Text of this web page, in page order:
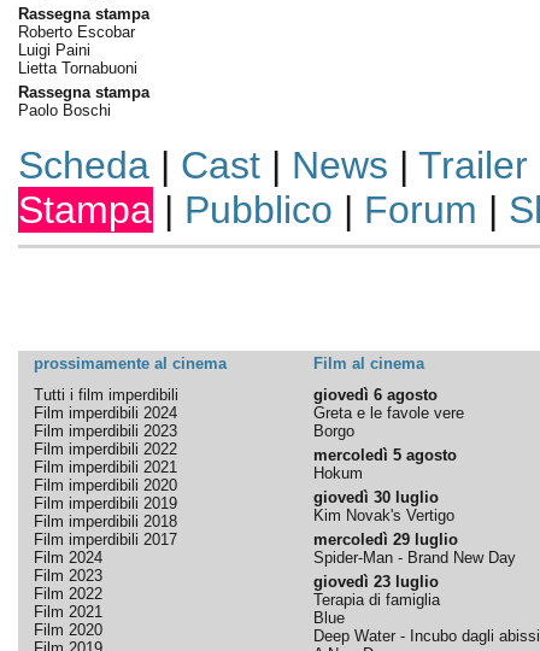
Rassegna stampa
Roberto Escobar
Luigi Paini
Lietta Tornabuoni
Rassegna stampa
Paolo Boschi
Scheda| Cast| News | Trailer
Stampa | Pubblico | Forum |
prossimamente al cinema
Film al cinema
Tutti i film imperdibili
Film imperdibili 2024
Film imperdibili 2023
Film imperdibili 2022
Film imperdibili 2021
Film imperdibili 2020
Film imperdibili 2019
Film imperdibili 2018
Film imperdibili 2017
Film 2024
Film 2023
Film 2022
Film 2021
Film 2020
giovedì 6 agosto
Greta e le favole vere
Borgo
mercoledì 5 agosto
Hokum
giovedì 30 luglio
Kim Novak's Vertigo
mercoledì 29 luglio
Spider-Man - Brand New Day
giovedì 23 luglio
Terapia di famiglia
Blue
Deep Water - Incubo dagli abissi